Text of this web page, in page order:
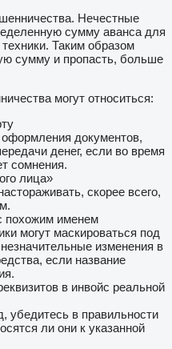
Нечестные
сумму аванса для
Таким образом
сумму и пропасть, больше
могут относиться:
документов,
денег, если во время
сомнения.
лица»
скорее всего,
похожим именем
могут маскироваться под
изменения в
если название
в инвойс реальной
убедитесь в правильности
ли они к указанной